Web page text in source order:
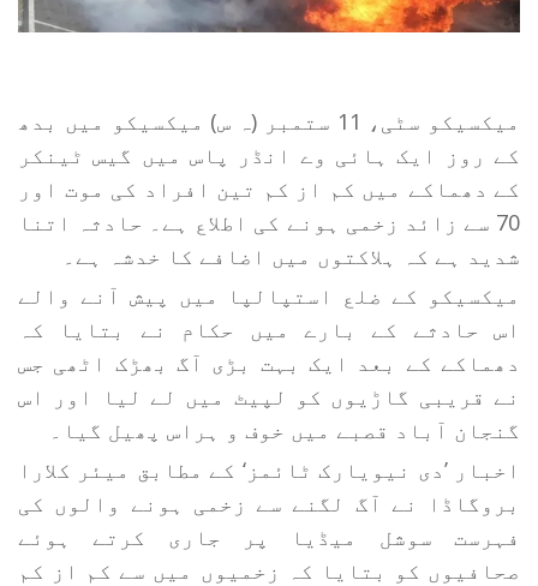
میکسیکو سٹی، 11 ستمبر (ہ س) میکسیکو میں بدھ
کے روز ایک ہائی وے انڈر پاس میں گیس ٹینکر
کے دھماکے میں کم از کم تین افراد کی موت اور
70 سے زائد زخمی ہونے کی اطلاع ہے۔ حادثہ اتنا
شدید ہے کہ ہلاکتوں میں اضافے کا خدشہ ہے۔
میکسیکو کے ضلع استپالپا میں پیش آنے والے
اس حادثے کے بارے میں حکام نے بتایا کہ
دھماکے کے بعد ایک بہت بڑی آگ بھڑک اٹھی جس
نے قریبی گاڑیوں کو لپیٹ میں لے لیا اور اس
گنجان آباد قصبے میں خوف و ہراس پھیل گیا۔
اخبار ’دی نیویارک ٹائمز‘ کے مطابق میئر کلارا
بروگاڈا نے آگ لگنے سے زخمی ہونے والوں کی
فہرست سوشل میڈیا پر جاری کرتے ہوئے
صحافیوں کو بتایا کہ زخمیوں میں سے کم از کم